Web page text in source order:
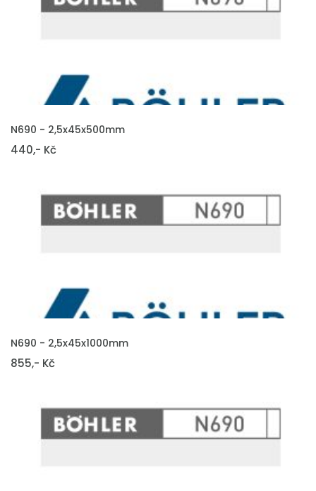
VLOŽIT DO KOŠÍKU
N690 - 2,5x45x500mm
440,- Kč
VLOŽIT DO KOŠÍKU
N690 - 2,5x45x1000mm
855,- Kč